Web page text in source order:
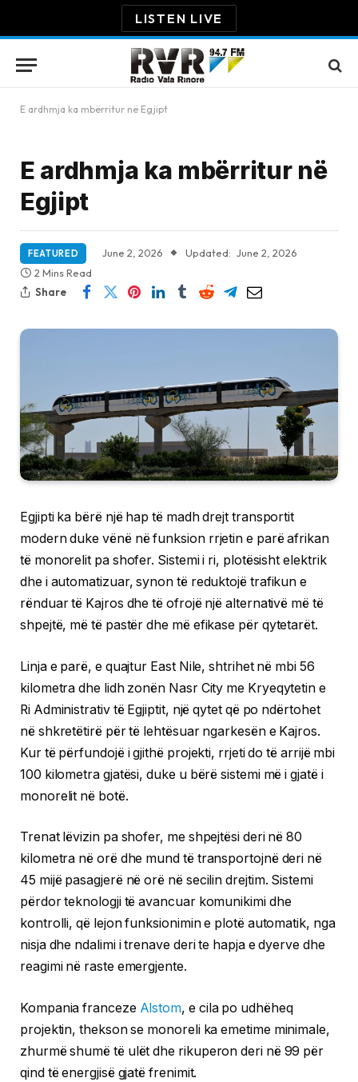
LISTEN LIVE
E ardhmja ka mbërritur në Egjipt
E ardhmja ka mbërritur në
Egjipt
FEATURED June 2, 2026 Updated: June 2, 2026
2 Mins Read
Share
Egjipti ka bërë një hap të madh drejt transportit
modern duke vënë në funksion rrjetin e parë afrikan
të monorelit pa shofer. Sistemi i ri, plotësisht elektrik
dhe i automatizuar, synon të reduktojë trafikun e
rënduar të Kajros dhe të ofrojë një alternativë më të
shpejtë, më të pastër dhe më efikase për qytetarët.
Linja e parë, e quajtur East Nile, shtrihet në mbi 56
kilometra dhe lidh zonën Nasr City me Kryeqytetin e
Ri Administrativ të Egjiptit, një qytet që po ndërtohet
në shkretëtirë për të lehtësuar ngarkesën e Kajros.
Kur të përfundojë i gjithë projekti, rrjeti do të arrijë mbi
100 kilometra gjatësi, duke u bërë sistemi më i gjatë i
monorelit në botë.
Trenat lëvizin pa shofer, me shpejtësi deri në 80
kilometra në orë dhe mund të transportojnë deri në
45 mijë pasagjerë në orë në secilin drejtim. Sistemi
përdor teknologji të avancuar komunikimi dhe
kontrolli, që lejon funksionimin e plotë automatik, nga
nisja dhe ndalimi i trenave deri te hapja e dyerve dhe
reagimi në raste emergjente.
Kompania franceze Alstom, e cila po udhëheq
projektin, thekson se monoreli ka emetime minimale,
zhurmë shumë të ulët dhe rikuperon deri në 99 për
qind të energjisë gjatë frenimit.